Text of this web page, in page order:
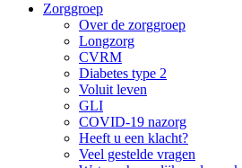
Zorggroep
Over de zorggroep
Longzorg
CVRM
Diabetes type 2
Voluit leven
GLI
COVID-19 nazorg
Heeft u een klacht?
Veel gestelde vragen